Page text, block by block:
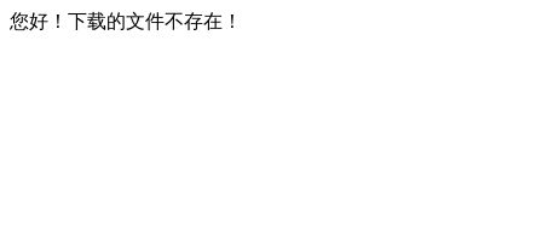
您好！下载的文件不存在！